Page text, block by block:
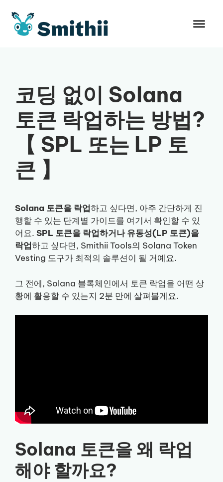
코딩 없이 Solana
토큰 락업하는 방법?
【 SPL 또는 LP 토
큰 】
Solana 토큰을 락업하고 싶다면, 아주 간단하게 진
행할 수 있는 단계별 가이드를 여기서 확인할 수 있
어요. SPL 토큰을 락업하거나 유동성(LP 토큰)을
락업하고 싶다면, Smithii Tools의 Solana Token
Vesting 도구가 최적의 솔루션이 될 거예요.
그 전에, Solana 블록체인에서 토큰 락업을 어떤 상
황에 활용할 수 있는지 2분 만에 살펴볼게요.
Solana 토큰을 왜 락업
해야 할까요?